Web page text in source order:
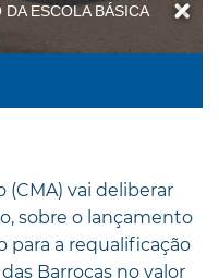
ESCOLA BÁSICA
(CMA) vai deliberar
sobre o lançamento
para a requalificação
Barrocas no valor